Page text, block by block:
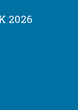
2026